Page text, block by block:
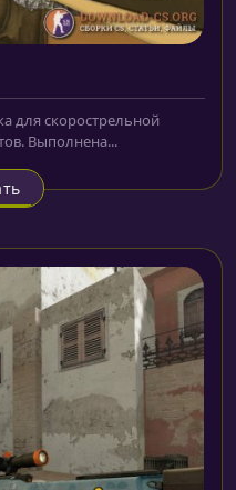
для скорострельной
Выполнена...